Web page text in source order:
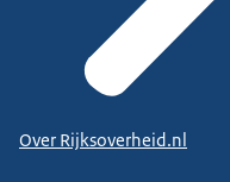
Over Rijksoverheid.nl